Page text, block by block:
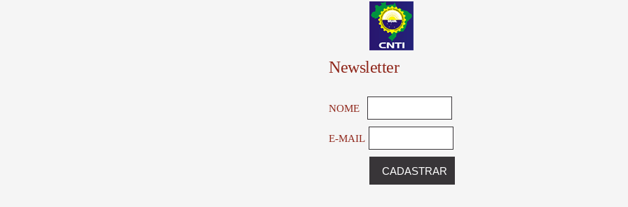
Newsletter
NOME
E-MAIL